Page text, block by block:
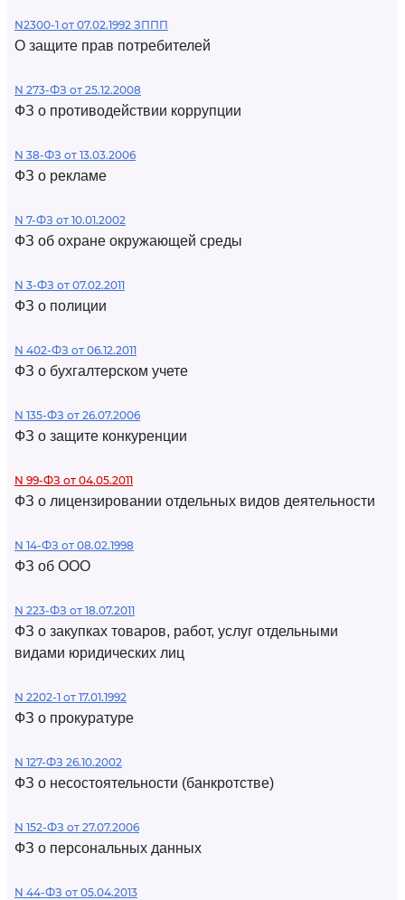
N2300-1 от 07.02.1992 ЗППП
О защите прав потребителей
N 273-ФЗ от 25.12.2008
ФЗ о противодействии коррупции
N 38-ФЗ от 13.03.2006
ФЗ о рекламе
N 7-ФЗ от 10.01.2002
ФЗ об охране окружающей среды
N 3-ФЗ от 07.02.2011
ФЗ о полиции
N 402-ФЗ от 06.12.2011
ФЗ о бухгалтерском учете
N 135-ФЗ от 26.07.2006
ФЗ о защите конкуренции
N 99-ФЗ от 04.05.2011
ФЗ о лицензировании отдельных видов деятельности
N 14-ФЗ от 08.02.1998
ФЗ об ООО
N 223-ФЗ от 18.07.2011
ФЗ о закупках товаров, работ, услуг отдельными
видами юридических лиц
N 2202-1 от 17.01.1992
ФЗ о прокуратуре
N 127-ФЗ 26.10.2002
ФЗ о несостоятельности (банкротстве)
N 152-ФЗ от 27.07.2006
ФЗ о персональных данных
N 44-ФЗ от 05.04.2013